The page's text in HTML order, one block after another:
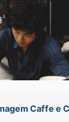
Caffe e